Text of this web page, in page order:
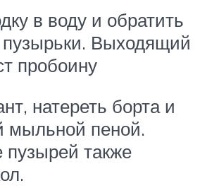
в воду и обратить
Выходящий
пробоину
натереть борта и
мыльной пеной.
также